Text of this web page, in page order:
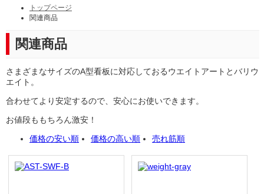
トップページ
関連商品
関連商品
さまざまなサイズのA型看板に対応しておるウエイトアートとバリウ
エイト。
合わせてより安定するので、安心にお使いできます。
お値段ももちろん激安！
価格の安い順
価格の高い順 売れ筋順